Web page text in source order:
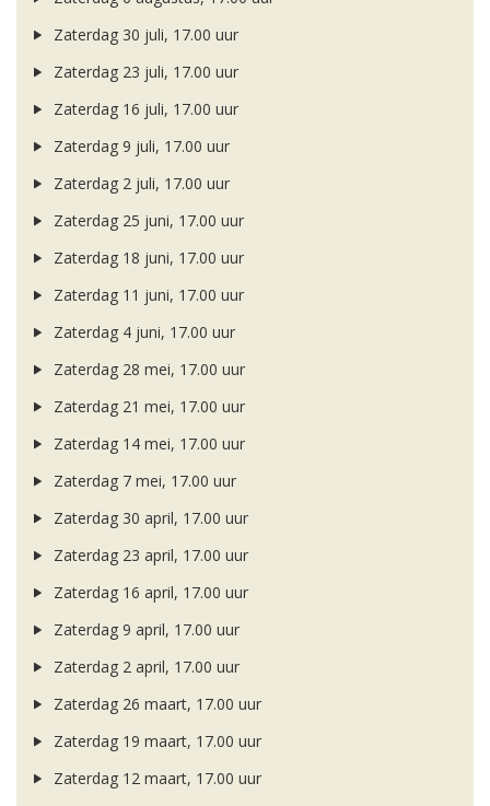
Zaterdag 30 juli, 17.00 uur
Zaterdag 23 juli, 17.00 uur
Zaterdag 16 juli, 17.00 uur
Zaterdag 9 juli, 17.00 uur
Zaterdag 2 juli, 17.00 uur
Zaterdag 25 juni, 17.00 uur
Zaterdag 18 juni, 17.00 uur
Zaterdag 11 juni, 17.00 uur
Zaterdag 4 juni, 17.00 uur
Zaterdag 28 mei, 17.00 uur
Zaterdag 21 mei, 17.00 uur
Zaterdag 14 mei, 17.00 uur
Zaterdag 7 mei, 17.00 uur
Zaterdag 30 april, 17.00 uur
Zaterdag 23 april, 17.00 uur
Zaterdag 16 april, 17.00 uur
Zaterdag 9 april, 17.00 uur
Zaterdag 2 april, 17.00 uur
Zaterdag 26 maart, 17.00 uur
Zaterdag 19 maart, 17.00 uur
Zaterdag 12 maart, 17.00 uur